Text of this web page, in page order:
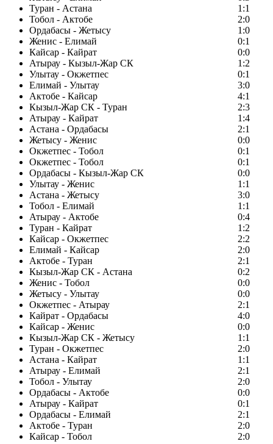
Туран - Астана
1:1
Тобол - Актобе
2:0
Ордабасы - Жетысу
1:0
Женис - Елимай
0:1
Кайсар - Кайрат
0:0
Атырау - Кызыл-Жар СК
1:2
Улытау - Окжетпес
0:1
Елимай - Улытау
3:0
Актобе - Кайсар
4:1
Кызыл-Жар СК - Туран
2:3
Атырау - Кайрат
1:4
Астана - Ордабасы
2:1
Жетысу - Женис
0:0
Окжетпес - Тобол
0:1
Окжетпес - Тобол
0:1
Ордабасы - Кызыл-Жар СК
0:0
Улытау - Женис
1:1
Астана - Жетысу
3:0
Тобол - Елимай
1:1
Атырау - Актобе
0:4
Туран - Кайрат
1:2
Кайсар - Окжетпес
2:2
Елимай - Кайсар
2:0
Актобе - Туран
2:1
Кызыл-Жар СК - Астана
0:2
Женис - Тобол
0:0
Жетысу - Улытау
0:0
Окжетпес - Атырау
2:1
Кайрат - Ордабасы
4:0
Кайсар - Женис
0:0
Кызыл-Жар СК - Жетысу
1:1
Туран - Окжетпес
2:0
Астана - Кайрат
1:1
Атырау - Елимай
2:1
Тобол - Улытау
2:0
Ордабасы - Актобе
0:0
Атырау - Кайрат
0:1
Ордабасы - Елимай
2:1
Актобе - Туран
2:0
Кайсар - Тобол
2:0